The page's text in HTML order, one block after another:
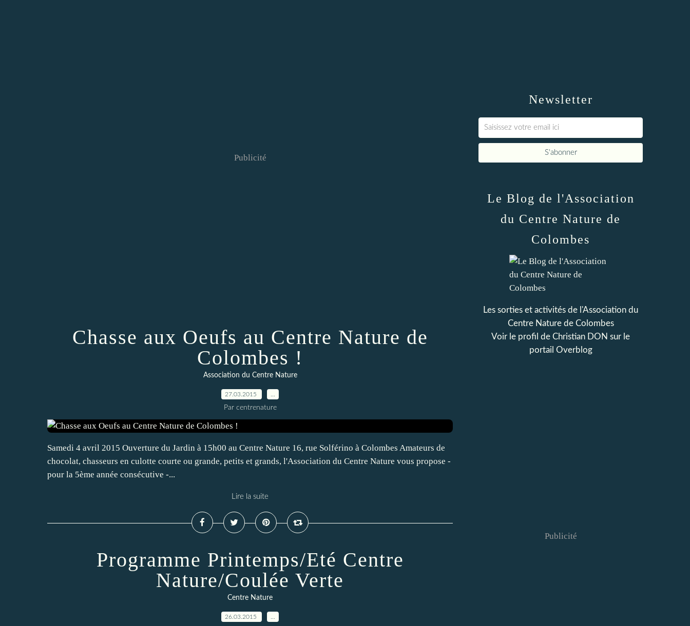
Publicité
Chasse aux Oeufs au Centre Nature de
Colombes !
Association du Centre Nature
27.03.2015
Par centrenature
Samedi 4 avril 2015 Ouverture du Jardin à 15h00 au Centre Nature 16, rue Solférino à Colombes Amateurs de
chocolat, chasseurs en culotte courte ou grande, petits et grands, l'Association du Centre Nature vous propose -
pour la 5ème année consécutive -...
Lire la suite
Programme Printemps/Eté Centre
Nature/Coulée Verte
Centre Nature
26.03.2015
Newsletter
Le Blog de l'Association
du Centre Nature de
Colombes
Les sorties et activités de l'Association du
Centre Nature de Colombes
Voir le profil de Christian DON sur le
portail Overblog
Publicité